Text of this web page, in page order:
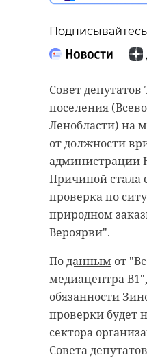
Совет депутатов
поселения
Ленобласти) на
от должности
администрации
Причиной стала
проверка по
природном
Вероярви".
Поданным от
медиацентра
обязанности
проверки будет
сектора
Совета